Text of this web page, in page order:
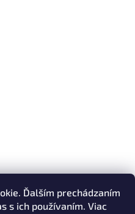
Ďalším prechádzaním
s ich používaním. Viac